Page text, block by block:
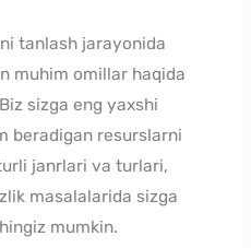
tanlash jarayonida
muhim omillar haqida
sizga eng yaxshi
beradigan resurslarni
janrlari va turlari,
masalalarida sizga
mumkin.